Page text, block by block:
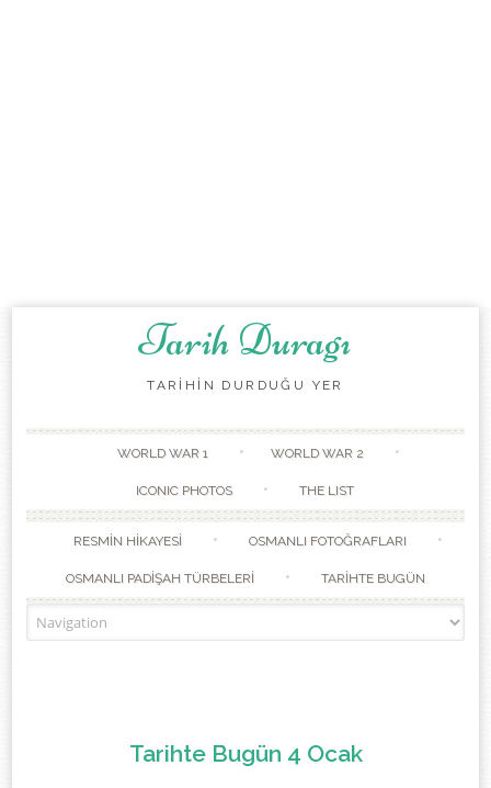
Tarih Duragı
TARİHİN DURDUĞU YER
WORLD WAR 1 WORLD WAR 2
ICONIC PHOTOS THE LIST
RESMİN HİKAYESİ OSMANLI FOTOĞRAFLARI
OSMANLI PADİŞAH TÜRBELERİ TARİHTE BUGÜN
Tarihte Bugün 4 Ocak